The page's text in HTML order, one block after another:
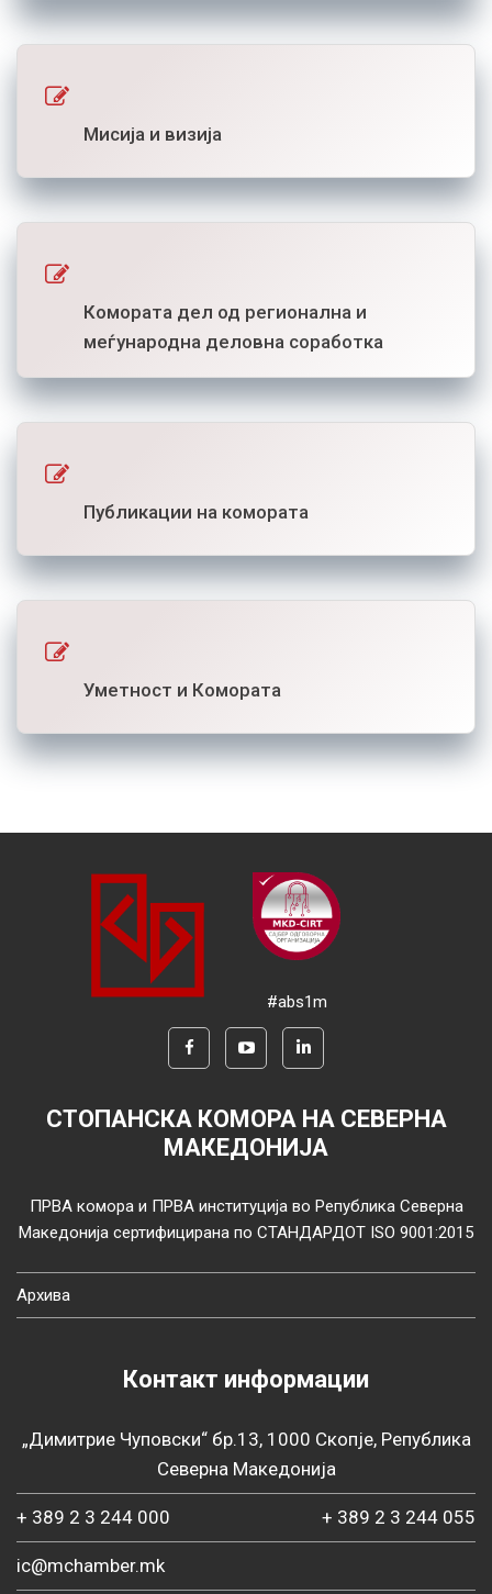
Мисија и визија
Комората дел од регионална и
меѓународна деловна соработка
Публикации на комората
Уметност и Комората
#abs1m
СТОПАНСКА КОМОРА НА СЕВЕРНА
МАКЕДОНИЈА
ПРВА комора и ПРВА институција во Република Северна
Македонија сертифицирана по СТАНДАРДОТ ISO 9001:2015
Архива
Контакт информации
„Димитрие Чуповски“ бр.13, 1000 Скопје, Република
Северна Македонија
+ 389 2 3 244 000 + 389 2 3 244 055
ic@mchamber.mk